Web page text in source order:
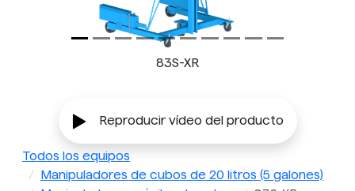
83S-XR
Reproducir vídeo del producto
Todos los equipos
Manipuladores de cubos de 20 litros (5 galones)